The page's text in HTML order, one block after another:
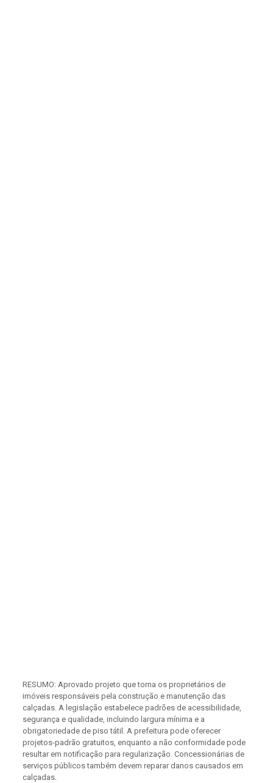
RESUMO: Aprovado projeto que torna os proprietários de
imóveis responsáveis pela construção e manutenção das
calçadas. A legislação estabelece padrões de acessibilidade,
segurança e qualidade, incluindo largura mínima e a
obrigatoriedade de piso tátil. A prefeitura pode oferecer
projetos-padrão gratuitos, enquanto a não conformidade pode
resultar em notificação para regularização. Concessionárias de
serviços públicos também devem reparar danos causados em
calçadas.